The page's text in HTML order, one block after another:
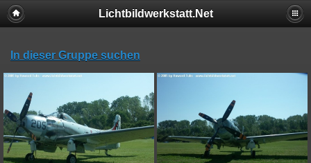
Lichtbildwerkstatt.Net
In dieser Gruppe suchen